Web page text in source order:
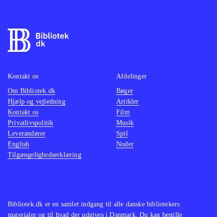
føler sig godt underholdt undervejs.
Et sikkert indkøb til spilhylden
Bibliotek.dk er en samlet indgang til alle danske bibliotekers
materialer og til hvad der udgives i Danmark. Du kan bestille
Kontakt os
Om Bibliotek.dk
Hjælp og vejledning
Kontakt os
Privatlivspolitik
Leverandører
English
Tilgængelighedserklæring
Afdelinger
Bøger
Artikler
Film
Musik
Spil
Noder